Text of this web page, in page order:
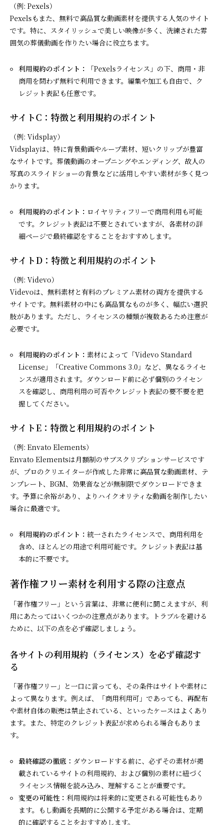
（例: Pexels）
Pexelsもまた、無料で高品質な動画素材を提供する人気のサイト
です。特に、スタイリッシュで美しい映像が多く、洗練された雰
囲気の葬儀動画を作りたい場合に役立ちます。
利用規約のポイント：
「Pexelsライセンス」の下、商用・非
商用を問わず無料で利用できます。編集や加工も自由で、ク
レジット表記も任意です。
サイトC：特徴と利用規約のポイント
（例: Vidsplay）
Vidsplayは、特に背景動画やループ素材、短いクリップが豊富
なサイトです。葬儀動画のオープニングやエンディング、故人の
写真のスライドショーの背景などに活用しやすい素材が多く見つ
かります。
利用規約のポイント： ロイヤリティフリーで商用利用も可能
です。クレジット表記は不要とされていますが、各素材の詳
細ページで最終確認をすることをおすすめします。
サイトD：特徴と利用規約のポイント
（例: Videvo）
Videvoは、無料素材と有料のプレミアム素材の両方を提供する
サイトです。無料素材の中にも高品質なものが多く、幅広い選択
肢があります。ただし、ライセンスの種類が複数あるため注意が
必要です。
利用規約のポイント：素材によって「Videvo Standard
License」「Creative Commons 3.0」など、異なるライセ
ンスが適用されます。ダウンロード前に必ず個別のライセン
スを確認し、商用利用の可否やクレジット表記の要不要を把
握してください。
サイトE：特徴と利用規約のポイント
（例: Envato Elements）
Envato Elementsは月額制のサブスクリプションサービスです
が、プロのクリエイターが作成した非常に高品質な動画素材、テ
ンプレート、BGM、効果音などが無制限でダウンロードできま
す。予算に余裕があり、よりハイクオリティな動画を制作したい
場合に最適です。
利用規約のポイント：統一されたライセンスで、商用利用を
含め、ほとんどの用途で利用可能です。クレジット表記は基
本的に不要です。
著作権フリー素材を利用する際の注意点
「著作権フリー」という言葉は、非常に便利に聞こえますが、利
用にあたってはいくつかの注意点があります。トラブルを避ける
ために、以下の点を必ず確認しましょう。
各サイトの利用規約（ライセンス）を必ず確認す
る
「著作権フリー」と一口に言っても、その条件はサイトや素材に
よって異なります。例えば、「商用利用可」であっても、再配布
や素材自体の販売は禁止されている、といったケースはよくあり
ます。また、特定のクレジット表記が求められる場合もありま
す。
最終確認の徹底： ダウンロードする前に、必ずその素材が掲
載されているサイトの利用規約、および個別の素材に紐づく
ライセンス情報を読み込み、理解することが重要です。
変更の可能性：利用規約は将来的に変更される可能性もあり
ます。もし動画を長期的に公開する予定がある場合は、定期
的に確認することをおすすめします。